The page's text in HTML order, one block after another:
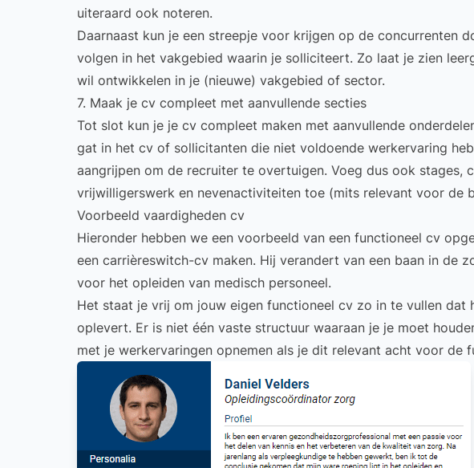
uiteraard ook noteren.
Daarnaast kun je een streepje voor krijgen op de concurrenten
volgen in het vakgebied waarin je solliciteert. Zo laat je zien
wil ontwikkelen in je (nieuwe) vakgebied of sector.
7. Maak je cv compleet met aanvullende secties
Tot slot kun je je cv compleet maken met aanvullende
gat in het cv of sollicitanten die niet voldoende werkervaring
aangrijpen om de recruiter te overtuigen. Voeg dus ook stages,
vrijwilligerswerk en nevenactiviteiten toe (mits relevant voor de
Voorbeeld vaardigheden cv
Hieronder hebben we een voorbeeld van een functioneel cv
een carrièreswitch-cv maken. Hij verandert van een baan in de
voor het opleiden van medisch personeel.
Het staat je vrij om jouw eigen functioneel cv zo in te vullen dat
oplevert. Er is niet één vaste structuur waaraan je je moet
met je werkervaringen opnemen als je dit relevant acht voor de